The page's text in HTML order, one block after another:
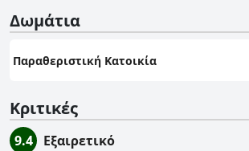
Δωμάτια
Παραθεριστική Κατοικία
Κριτικές
9.4 Εξαιρετικό